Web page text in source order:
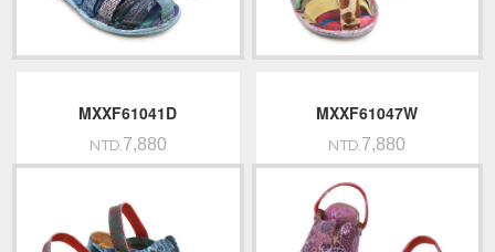
MXXF61041D
NTD.7,880
MXXF61047W
NTD.7,880